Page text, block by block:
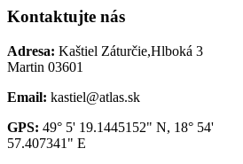
Kontaktujte nás
Adresa: Kaštiel Záturčie,Hlboká 3
Martin 03601
Email: kastiel@atlas.sk
GPS: 49° 5' 19.1445152" N, 18° 54'
57.407341" E